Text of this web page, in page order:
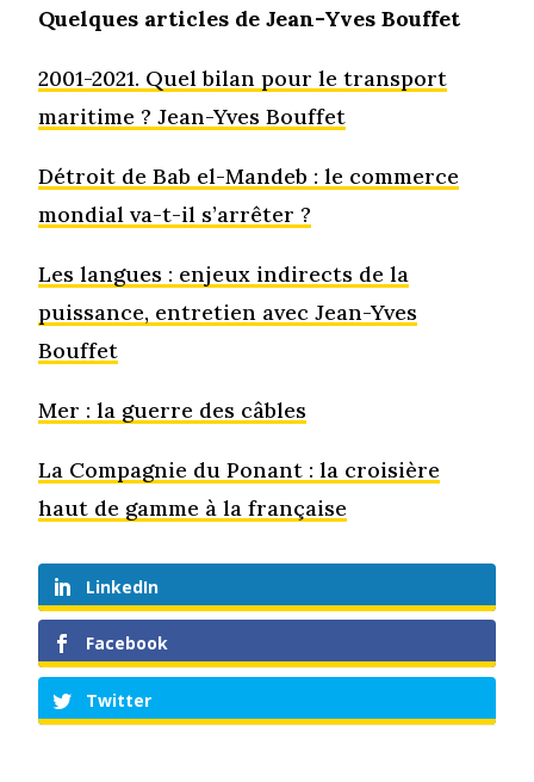
Quelques articles de Jean-Yves Bouffet
2001-2021. Quel bilan pour le transport
maritime ? Jean-Yves Bouffet
Détroit de Bab el-Mandeb : le commerce
mondial va-t-il s’arrêter ?
Les langues : enjeux indirects de la
puissance, entretien avec Jean-Yves
Bouffet
Mer : la guerre des câbles
La Compagnie du Ponant : la croisière
haut de gamme à la française
LinkedIn
Facebook
Twitter